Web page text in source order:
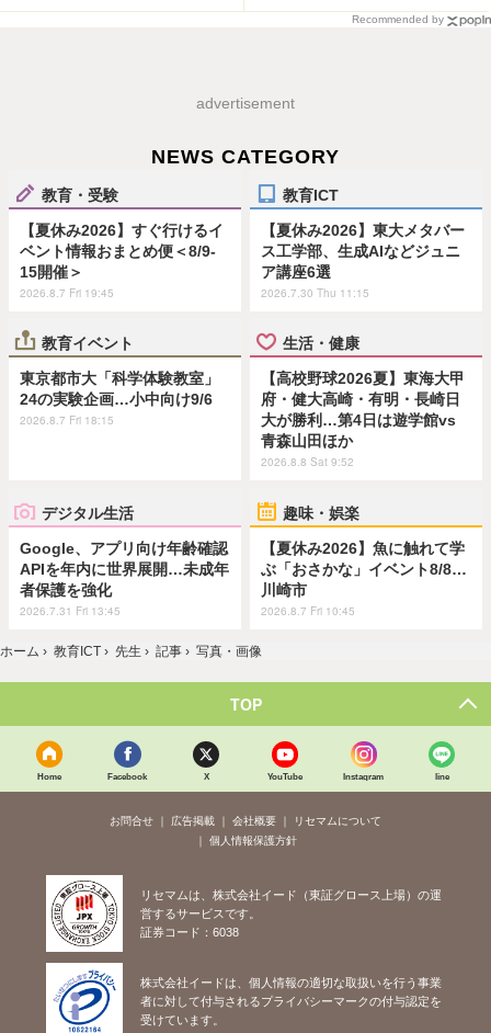
Recommended by
advertisement
NEWS CATEGORY
教育・受験
【夏休み2026】すぐ行けるイ
ベント情報おまとめ便＜8/9-
15開催＞
2026.8.7 Fri 19:45
教育ICT
【夏休み2026】東大メタバー
ス工学部、生成AIなどジュニ
ア講座6選
2026.7.30 Thu 11:15
教育イベント
東京都市大「科学体験教室」
24の実験企画…小中向け9/6
2026.8.7 Fri 18:15
生活・健康
【高校野球2026夏】東海大甲
府・健大高崎・有明・長崎日
大が勝利…第4日は遊学館vs
青森山田ほか
2026.8.8 Sat 9:52
デジタル生活
Google、アプリ向け年齢確認
APIを年内に世界展開…未成年
者保護を強化
2026.7.31 Fri 13:45
趣味・娯楽
【夏休み2026】魚に触れて学
ぶ「おさかな」イベント8/8…
川崎市
2026.8.7 Fri 10:45
ホーム › 教育ICT › 先生 › 記事 › 写真・画像
TOP
Home Facebook X YouTube Instagram line
お問合せ 広告掲載 会社概要
リセマムについて
個人情報保護方針
リセマムは、株式会社イード（東証グロース上場）の運
営するサービスです。
証券コード：6038
株式会社イードは、個人情報の適切な取扱いを行う事業
者に対して付与されるプライバシーマークの付与認定を
受けています。